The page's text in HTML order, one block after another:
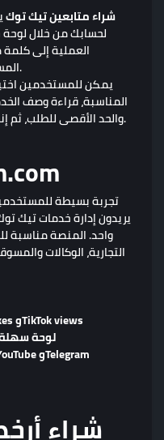
شراء متابعين تيك توك
لحسابك من خلال لوحة
العملية إلى
المستخدم أو رابط الملف الشخصي فقط.
المناسبة، قراءة وصف
والحد الأقصى للطلب، ثم إنشاء الطلب بسهولة من خلال اللوحة.
يريدون إدارة خدمات تيك
واحد. المنصة مناسبة
التجارية، الوكالات
خدمات TikTok followers وTikTok likes وTikTok views
لوحة سهلة
شراء